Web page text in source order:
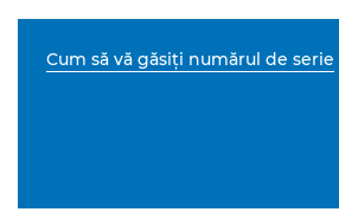
Cum să vă găsiţi numărul de serie